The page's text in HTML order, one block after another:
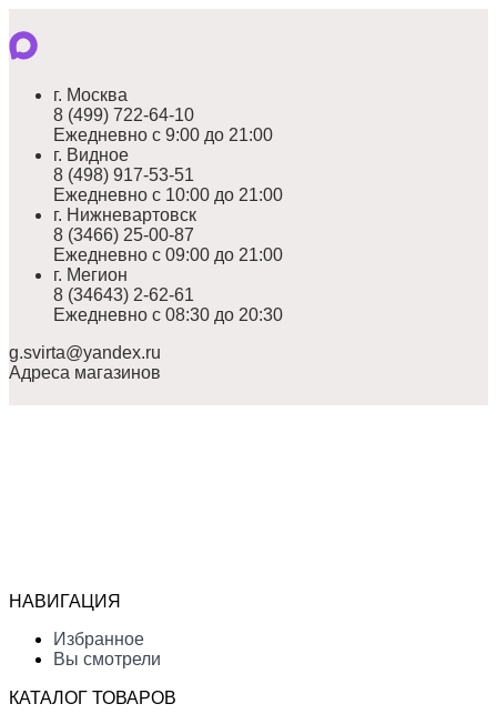
г. Москва
8 (499) 722-64-10
Ежедневно с 9:00 до 21:00
г. Видное
8 (498) 917-53-51
Ежедневно с 10:00 до 21:00
г. Нижневартовск
8 (3466) 25-00-87
Ежедневно с 09:00 до 21:00
г. Мегион
8 (34643) 2-62-61
Ежедневно с 08:30 до 20:30
g.svirta@yandex.ru
Адреса магазинов
Летняя обувь
Пляжная обувь
Резиновая обувь
Спортивная обувь
Домашняя обувь
Туфли распродажа
НАВИГАЦИЯ
Избранное
Вы смотрели
КАТАЛОГ ТОВАРОВ